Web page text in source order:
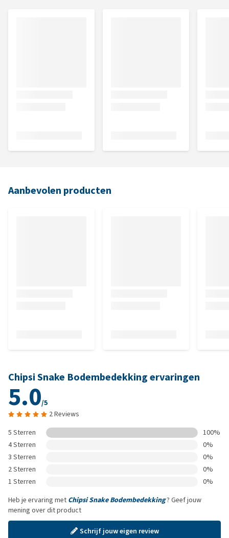
Aanbevolen producten
Chipsi Snake Bodembedekking ervaringen
5.0/5
2 Reviews
5 Sterren
100%
4 Sterren
0%
3 Sterren
0%
2 Sterren
0%
1 Sterren
0%
Heb je ervaring met Chipsi Snake Bodembedekking? Geef jouw
mening over dit product
Schrijf jouw eigen review